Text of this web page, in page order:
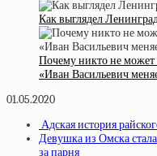
Как выглядел
Почему никто не
«Иван Васильевич
01.05.2020
Адская история
Девушка из Омска
за парня